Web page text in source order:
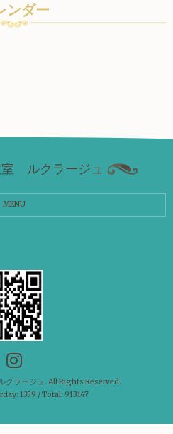
ンダー
室 ルクラージュ
MENU
クラージュ . All Rights Reserved.
1359 / Total: 913147